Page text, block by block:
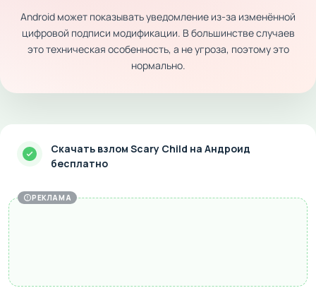
Android может показывать уведомление из-за изменённой
цифровой подписи модификации. В большинстве случаев
это техническая особенность, а не угроза, поэтому это
нормально.
Скачать взлом Scary Child на Андроид
бесплатно
РЕКЛАМА